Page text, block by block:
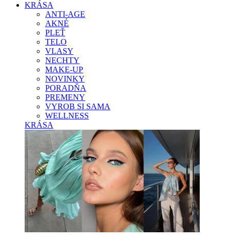
KRÁSA
ANTI-AGE
AKNÉ
PLEŤ
TELO
VLASY
NECHTY
MAKE-UP
NOVINKY
PORADŇA
PREMENY
VYROB SI SAMA
WELLNESS
KRÁSA